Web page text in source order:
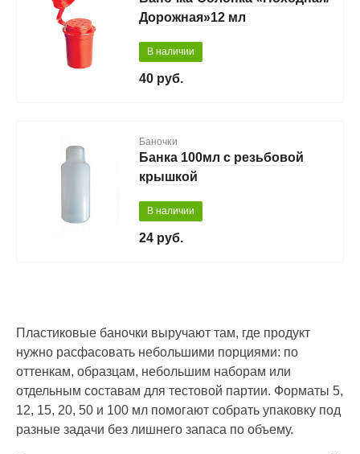
Дорожная»12 мл
40 руб.
В наличии
Баночки
Банка 100мл с резьбовой
крышкой
24 руб.
В наличии
Пластиковые баночки выручают там, где продукт
нужно расфасовать небольшими порциями: по
оттенкам, образцам, небольшим наборам или
отдельным составам для тестовой партии. Форматы 5,
12, 15, 20, 50 и 100 мл помогают собрать упаковку под
разные задачи без лишнего запаса по объему.